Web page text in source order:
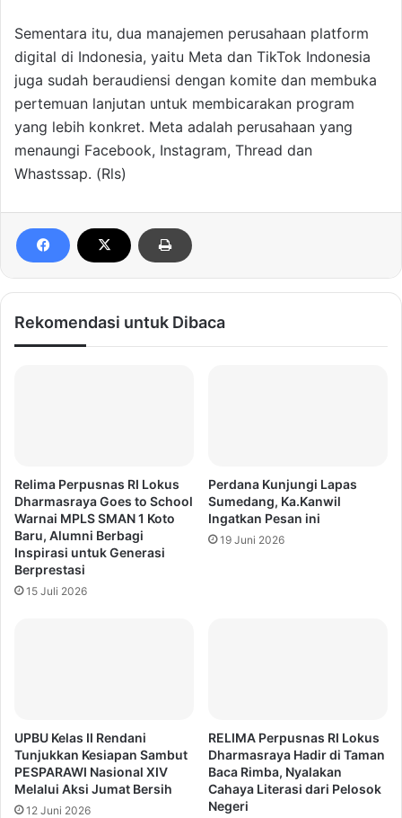
Sementara itu, dua manajemen perusahaan platform
digital di Indonesia, yaitu Meta dan TikTok Indonesia
juga sudah beraudiensi dengan komite dan membuka
pertemuan lanjutan untuk membicarakan program
yang lebih konkret. Meta adalah perusahaan yang
menaungi Facebook, Instagram, Thread dan
Whastssap. (Rls)
Rekomendasi untuk Dibaca
Relima Perpusnas RI Lokus
Dharmasraya Goes to School
Warnai MPLS SMAN 1 Koto
Baru, Alumni Berbagi
Inspirasi untuk Generasi
Berprestasi
15 Juli 2026
Perdana Kunjungi Lapas
Sumedang, Ka.Kanwil
Ingatkan Pesan ini
19 Juni 2026
UPBU Kelas II Rendani
Tunjukkan Kesiapan Sambut
PESPARAWI Nasional XIV
Melalui Aksi Jumat Bersih
12 Juni 2026
RELIMA Perpusnas RI Lokus
Dharmasraya Hadir di Taman
Baca Rimba, Nyalakan
Cahaya Literasi dari Pelosok
Negeri